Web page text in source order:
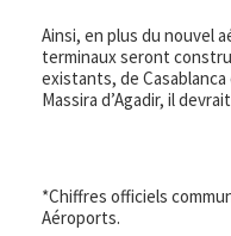
Ainsi, en plus du nouvel
terminaux seront
existants, de
Massira d’Agadir, il
*Chiffres officiels
Aéroports.